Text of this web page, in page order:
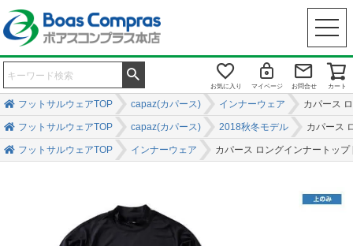
お気に入り マイページ お問合せ カート
フットサルウェアTOP capaz(カパース) インナーウェア カパース
フットサルウェアTOP capaz(カパース) 2018秋冬モデル カパース
フットサルウェアTOP インナーウェア カパース ロングインナートッ